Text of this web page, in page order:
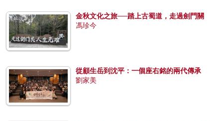
金秋文化之旅──踏上古蜀道，走過劍門關
馮珍今
從顧生岳到沈平：一個座右銘的兩代傳承
劉家美